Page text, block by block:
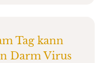
Tag kann
Darm Virus